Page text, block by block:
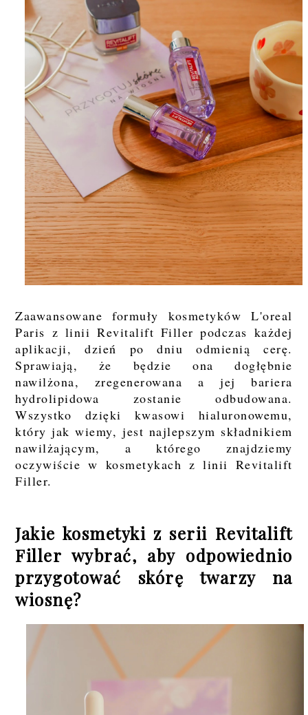
Zaawansowane formuły kosmetyków L'oreal
Paris z linii Revitalift Filler podczas każdej
aplikacji, dzień po dniu odmienią cerę.
Sprawiają, że będzie ona dogłębnie
nawilżona, zregenerowana a jej bariera
hydrolipidowa zostanie odbudowana.
Wszystko dzięki kwasowi hialuronowemu,
który jak wiemy, jest najlepszym składnikiem
nawilżającym, a którego znajdziemy
oczywiście w kosmetykach z linii Revitalift
Filler.
Jakie kosmetyki z serii Revitalift
Filler wybrać, aby odpowiednio
przygotować skórę twarzy na
wiosnę?